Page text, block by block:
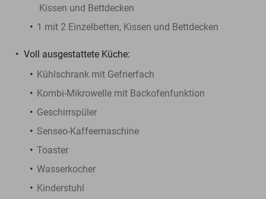
Kissen und Bettdecken
1 mit 2 Einzelbetten, Kissen und Bettdecken
Voll ausgestattete Küche:
Kühlschrank mit Gefrierfach
Kombi-Mikrowelle mit Backofenfunktion
Geschirrspüler
Senseo-Kaffeemaschine
Toaster
Wasserkocher
Kinderstuhl